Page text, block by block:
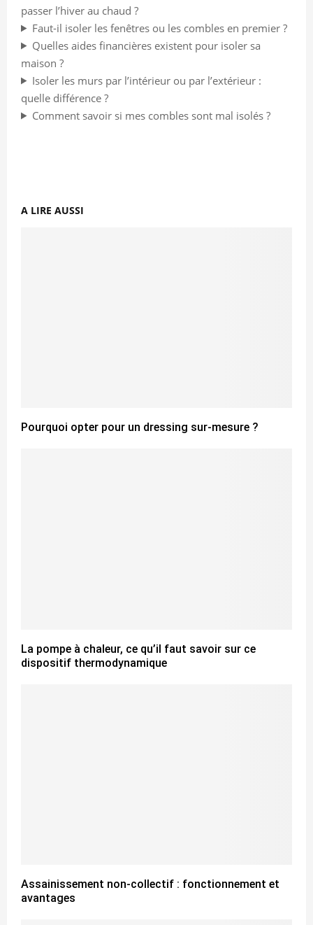
passer l’hiver au chaud ?
Faut-il isoler les fenêtres ou les combles en premier ?
Quelles aides financières existent pour isoler sa
maison ?
Isoler les murs par l’intérieur ou par l’extérieur :
quelle différence ?
Comment savoir si mes combles sont mal isolés ?
A LIRE AUSSI
Pourquoi opter pour un dressing sur-mesure ?
La pompe à chaleur, ce qu’il faut savoir sur ce
dispositif thermodynamique
Assainissement non-collectif : fonctionnement et
avantages